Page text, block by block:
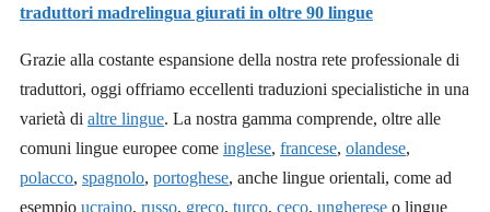
traduttori madrelingua giurati in oltre 90 lingue
Grazie alla costante espansione della nostra rete professionale di
traduttori, oggi offriamo eccellenti traduzioni specialistiche in una
varietà di altre lingue. La nostra gamma comprende, oltre alle
comuni lingue europee come inglese, francese, olandese,
polacco, spagnolo, portoghese, anche lingue orientali, come ad
esempio ucraino, russo, greco, turco, ceco, ungherese o lingue